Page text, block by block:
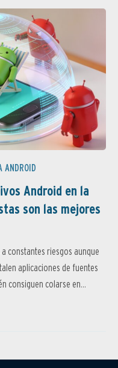
ANDROID
Android en la
son las mejores
constantes riesgos aunque
aplicaciones de fuentes
consiguen colarse en...